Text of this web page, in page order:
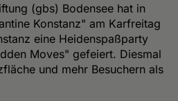
(gbs) Bodensee hat in
Konstanz" am Karfreitag
eine Heidenspaßparty
Moves" gefeiert. Diesmal
und mehr Besuchern als